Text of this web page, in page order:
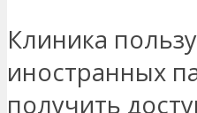
Клиника
иностранных
получить